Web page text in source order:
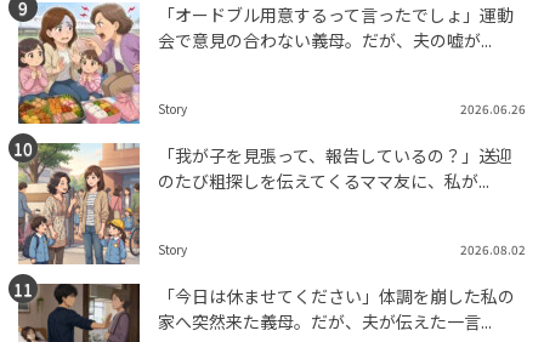
「オードブル用意するって言ったでしょ」運動
会で意見の合わない義母。だが、夫の嘘が...
Story 2026.06.26
「我が子を見張って、報告しているの？」送迎
のたび粗探しを伝えてくるママ友に、私が...
Story 2026.08.02
「今日は休ませてください」体調を崩した私の
家へ突然来た義母。だが、夫が伝えた一言...